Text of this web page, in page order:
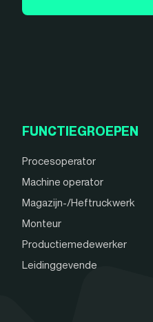
FUNCTIEGROEPEN
Procesoperator
Machine operator
Magazijn-/Heftruckwerk
Monteur
Productiemedewerker
Leidinggevende